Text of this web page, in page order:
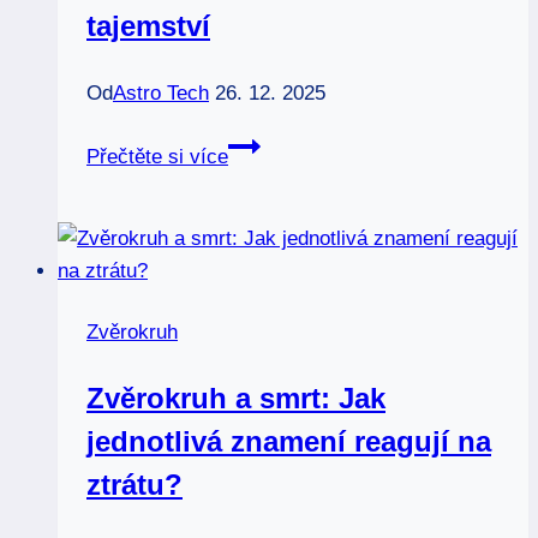
tajemství
OdAstro Tech 26. 12. 2025
Přečtěte si více
Jak
znamení
tajemství
Zvěrokruh
Zvěrokruh a smrt: Jak
jednotlivá znamení reagují na
ztrátu?